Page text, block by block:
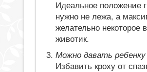
Идеальное положение
нужно не лежа, а
желательно некоторое
животик.
Можно давать
Избавить кроху от